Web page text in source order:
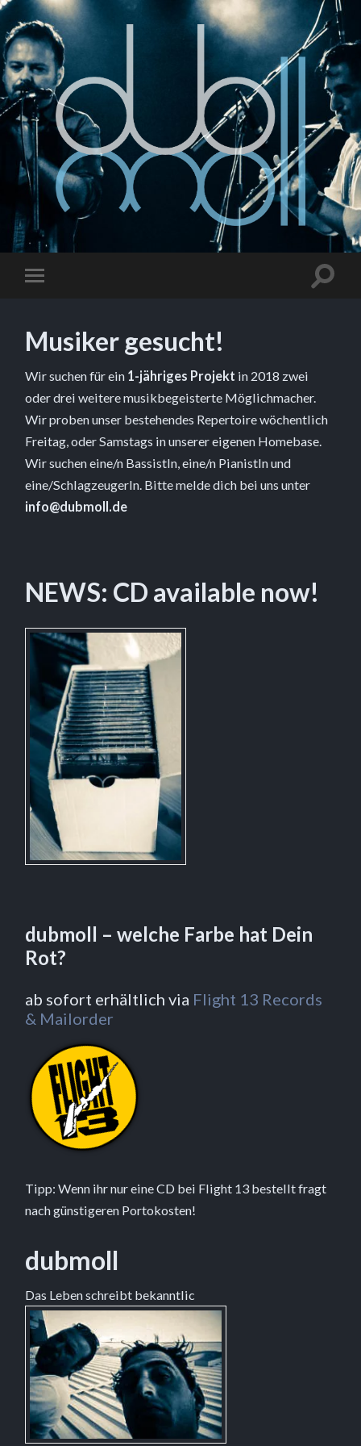
Musiker gesucht!
Wir suchen für ein 1-jähriges Projekt in 2018 zwei
oder drei weitere musikbegeisterte Möglichmacher.
Wir proben unser bestehendes Repertoire wöchentlich
Freitag, oder Samstags in unserer eigenen Homebase.
Wir suchen eine/n BassistIn, eine/n PianistIn und
eine/SchlagzeugerIn. Bitte melde dich bei uns unter
info@dubmoll.de
NEWS: CD available now!
dubmoll – welche Farbe hat Dein
Rot?
ab sofort erhältlich via Flight 13 Records
& Mailorder
Tipp: Wenn ihr nur eine CD bei Flight 13 bestellt fragt
nach günstigeren Portokosten!
dubmoll
Das Leben schreibt bekanntlic